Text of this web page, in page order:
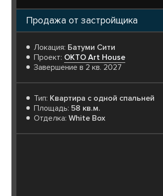
Продажа от застройщика
Локация: Батуми Сити
Проект: OKTO Art House
Завершение в 2 кв. 2027
Тип: Квартира с одной спальней
Площадь: 58 кв.м.
Отделка: White Box